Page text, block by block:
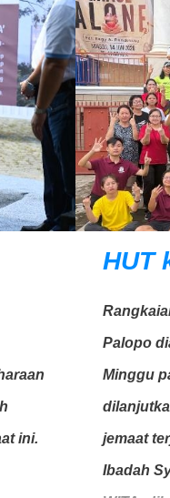
Umum
dan
Ketua
ini.
HUT
Palopo
Minggu
jemaat
Ibadah